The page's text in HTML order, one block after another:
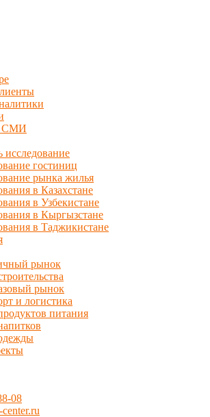
СМИ
исследование
гостиниц
рынка жилья
в Казахстане
в Узбекистане
в Кыргызстане
в Таджикистане
рынок
рынок
и логистика
питания
08